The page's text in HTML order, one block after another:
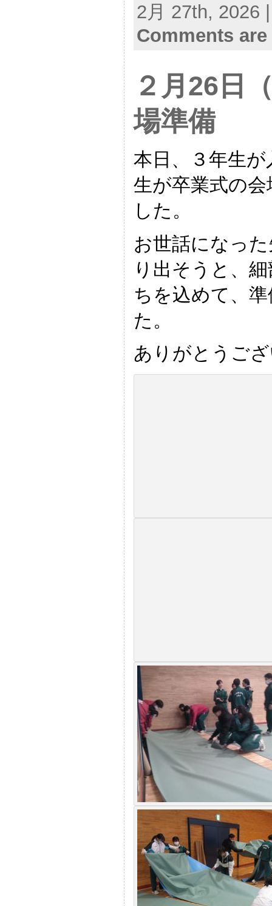
2月 27th, 2026
Comments
２月26日
場準備
本日、３年生
生が卒業式の
した。
お世話になっ
り出そうと、
ちを込めて、
た。
ありがとうご